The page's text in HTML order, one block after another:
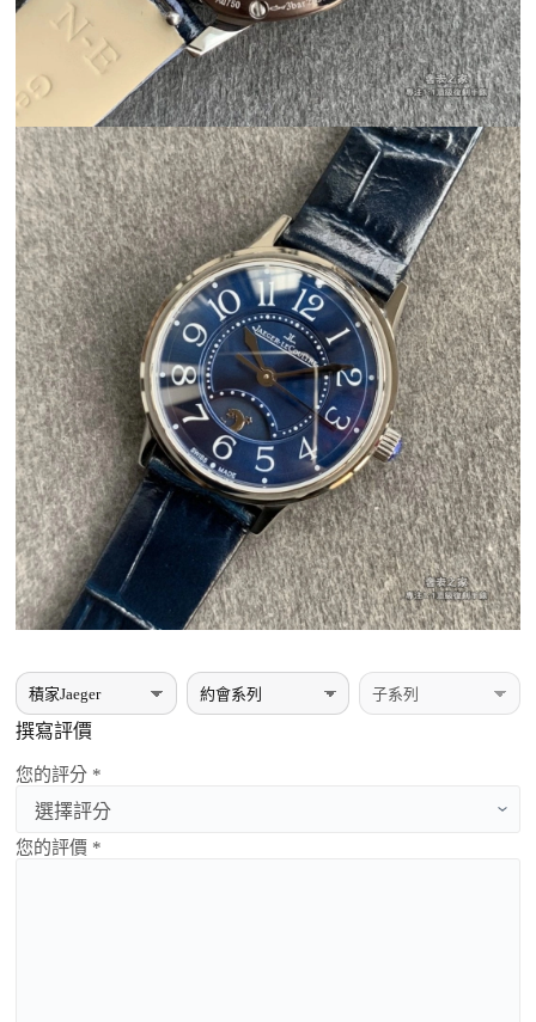
撰寫評價
您的評分 *
您的評價 *